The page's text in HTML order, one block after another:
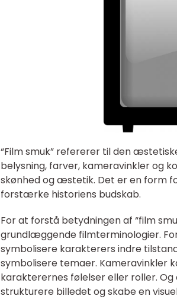
“Film smuk” refererer til den
belysning, farver, kameravinkler og
skønhed og æstetik. Det er en form
forstærke historiens budskab.
For at forstå betydningen af “film
grundlæggende filmterminologier.
symbolisere karakterers indre
symbolisere temaer. Kameravinkler
karakterernes følelser eller roller.
strukturere billedet og skabe en